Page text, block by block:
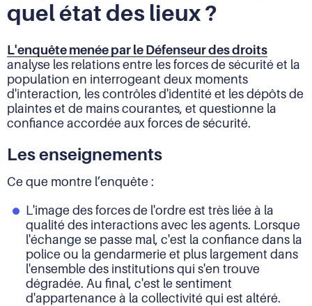
quel état des lieux ?
L'enquête menée par le Défenseur des droits
analyse les relations entre les forces de sécurité et la
population en interrogeant deux moments
d'interaction, les contrôles d'identité et les dépôts de
plaintes et de mains courantes, et questionne la
confiance accordée aux forces de sécurité.
Les enseignements
Ce que montre l’enquête :
L'image des forces de l'ordre est très liée à la
qualité des interactions avec les agents. Lorsque
l'échange se passe mal, c'est la confiance dans la
police ou la gendarmerie et plus largement dans
l'ensemble des institutions qui s'en trouve
dégradée. Au final, c'est le sentiment
d'appartenance à la collectivité qui est altéré.